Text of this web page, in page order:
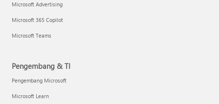
Microsoft Advertising
Microsoft 365 Copilot
Microsoft Teams
Pengembang & TI
Pengembang Microsoft
Microsoft Learn